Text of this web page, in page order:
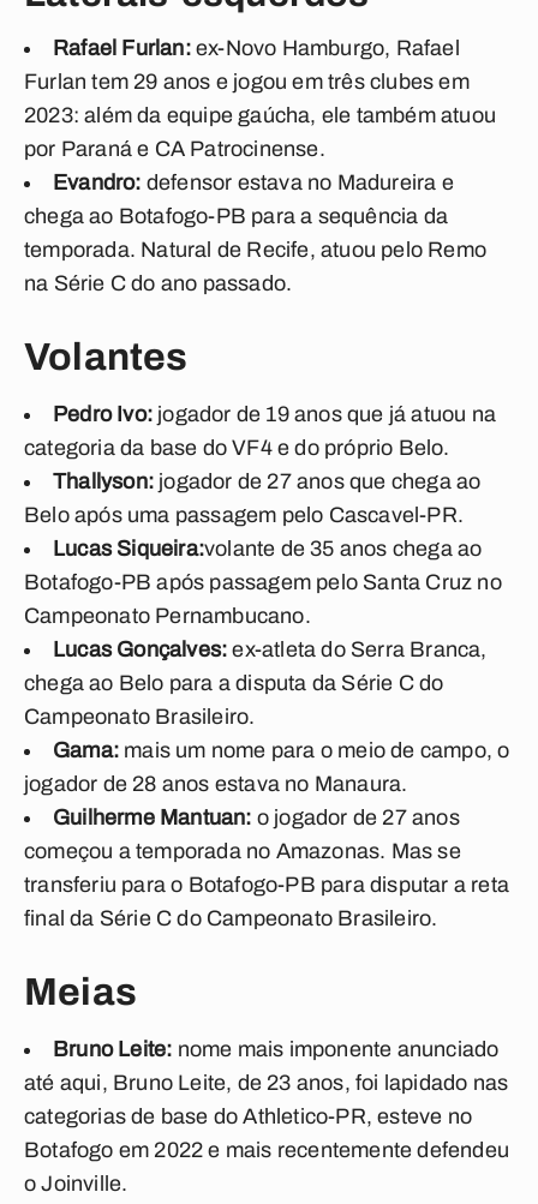
Rafael Furlan: ex-Novo Hamburgo, Rafael
Furlan tem 29 anos e jogou em três clubes em
2023: além da equipe gaúcha, ele também atuou
por Paraná e CA Patrocinense.
Evandro: defensor estava no Madureira e
chega ao Botafogo-PB para a sequência da
temporada. Natural de Recife, atuou pelo Remo
na Série C do ano passado.
Volantes
Pedro Ivo: jogador de 19 anos que já atuou na
categoria da base do VF4 e do próprio Belo.
Thallyson: jogador de 27 anos que chega ao
Belo após uma passagem pelo Cascavel-PR.
Lucas Siqueira:volante de 35 anos chega ao
Botafogo-PB após passagem pelo Santa Cruz no
Campeonato Pernambucano.
Lucas Gonçalves:ex-atleta do Serra Branca,
chega ao Belo para a disputa da Série C do
Campeonato Brasileiro.
Gama: mais um nome para o meio de campo, o
jogador de 28 anos estava no Manaura.
Guilherme Mantuan: o jogador de 27 anos
começou a temporada no Amazonas. Mas se
transferiu para o Botafogo-PB para disputar a reta
final da Série C do Campeonato Brasileiro.
Meias
Bruno Leite: nome mais imponente anunciado
até aqui, Bruno Leite, de 23 anos, foi lapidado nas
categorias de base do Athletico-PR, esteve no
Botafogo em 2022 e mais recentemente defendeu
o Joinville.